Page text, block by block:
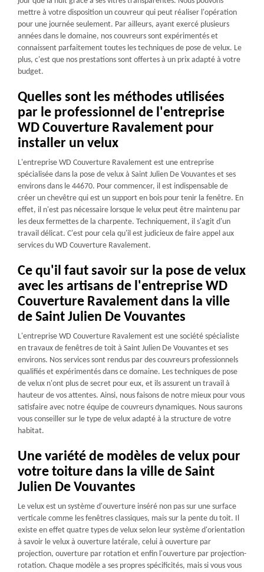
mettre à votre disposition un couvreur qui peut réaliser l'opération
pour une journée seulement. Par ailleurs, ayant exercé plusieurs
années dans le domaine, nos couvreurs sont expérimentés et
connaissent parfaitement toutes les techniques de pose de velux. Le
plus, c'est que nos prestations sont offertes à un prix adapté à votre
budget.
Quelles sont les méthodes utilisées
par le professionnel de l'entreprise
WD Couverture Ravalement pour
installer un velux
L'entreprise WD Couverture Ravalement est une entreprise
spécialisée dans la pose de velux à Saint Julien De Vouvantes et ses
environs dans le 44670. Pour commencer, il est indispensable de
créer un chevêtre qui est un support en bois pour tenir la fenêtre. En
effet, il n'est pas nécessaire lorsque le velux peut être maintenu par
les deux fermettes de la charpente. Techniquement, il s'agit d'un
travail délicat. C'est pour cela qu'il est judicieux de faire appel aux
services du WD Couverture Ravalement.
Ce qu'il faut savoir sur la pose de velux
avec les artisans de l'entreprise WD
Couverture Ravalement dans la ville
de Saint Julien De Vouvantes
L'entreprise WD Couverture Ravalement est une société spécialiste
en travaux de fenêtres de toit à Saint Julien De Vouvantes et ses
environs. Nos services sont rendus par des couvreurs professionnels
qualifiés et expérimentés dans ce domaine. Les techniques de pose
de velux n'ont plus de secret pour eux, et ils assurent un travail à
hauteur de vos attentes. Ainsi, nous faisons de notre mieux pour vous
satisfaire avec notre équipe de couvreurs dynamiques. Nous saurons
vous conseiller sur le type de velux adapté à la structure de votre
habitat.
Une variété de modèles de velux pour
votre toiture dans la ville de Saint
Julien De Vouvantes
Le velux est un système d'ouverture inséré non pas sur une surface
verticale comme les fenêtres classiques, mais sur la pente du toit. Il
existe en effet quatre types de velux selon leur système d'orientation
à savoir le velux à ouverture latérale, celui à ouverture par
projection, ouverture par rotation et enfin l'ouverture par projection-
rotation. Chaque modèle a ses propres spécificités, mais si vous vous